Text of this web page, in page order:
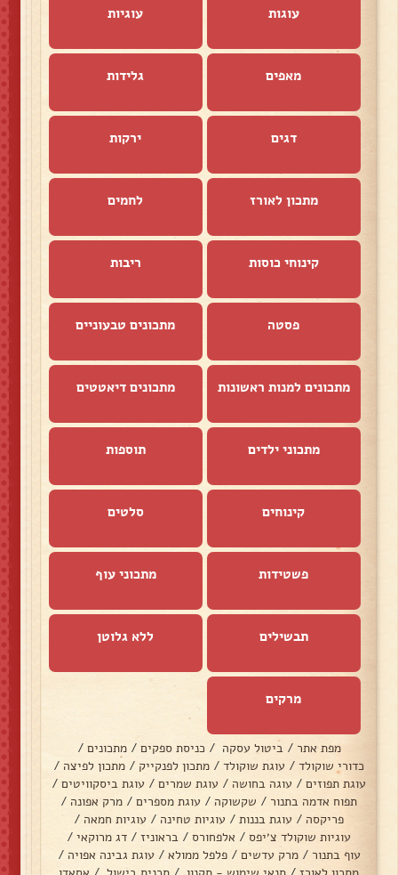
עוגות עוגיות
מאפים גלידות
דגים ירקות
מתכון לאורז לחמים
קינוחי כוסות ריבות
פסטה מתכונים טבעוניים
מתכונים למנות ראשונות מתכונים דיאטטים
מתכוני ילדים תוספות
קינוחים סלטים
פשטידות מתכוני עוף
תבשילים ללא גלוטן
מרקים
מפת אתר / ביטול עסקה / כניסת ספקים / מתכונים /
כדורי שוקולד / עוגת שוקולד / מתכון לפנקייק / מתכון לפיצה /
עוגת תפוזים / עוגה בחושה / עוגת שמרים / עוגת ביסקוויטים /
תפוח אדמה בתנור / שקשוקה / עוגת מספרים / מרק אפונה /
פריקסה / עוגת בננות / עוגיות טחינה / עוגיות חמאה /
עוגיות שוקולד צ׳יפס / אלפחורס / בראוניז / דג מרוקאי /
עוף בתנור / מרק עדשים / פלפל ממולא / עוגת גבינה אפויה /